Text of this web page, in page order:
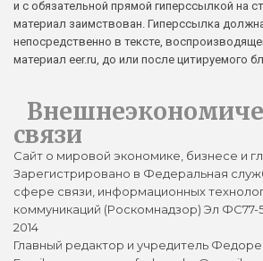
и с обязательной прямой гиперссылкой на
материал заимствован. Гиперссылка
непосредственно в тексте,
материал eer.ru, до или после цитируемого
связи
Сайт о мировой экономике, бизнесе и
Зарегистрировано в Федеральная
сфере связи, информационных
коммуникаций (Роскомнадзор) Эл ФС77-
2014
Главный редактор и учредитель